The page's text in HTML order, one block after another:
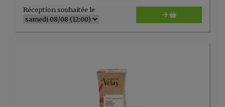
Réception souhaitée le